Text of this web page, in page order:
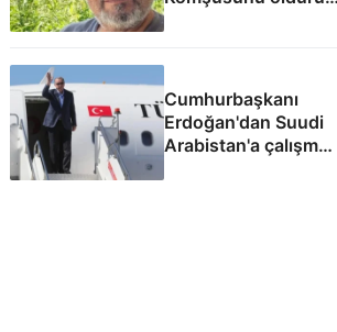
evini ve aracını ateşe
Cumhurbaşkanı
Erdoğan'dan Suudi
Arabistan'a çalışma